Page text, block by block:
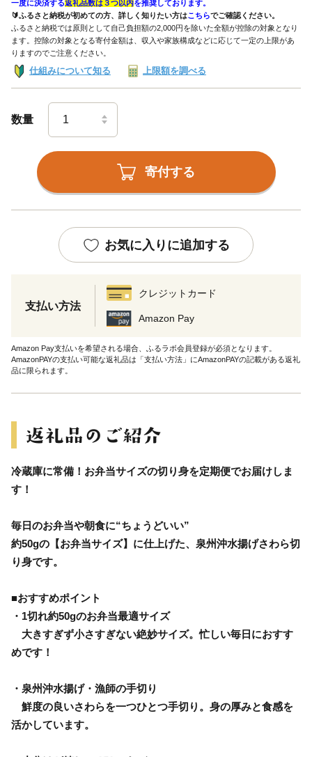
一度に決済する返礼品数は３つ以内を推奨しております。
🔰ふるさと納税が初めての方、詳しく知りたい方はこちらでご確認ください。
ふるさと納税では原則として自己負担額の2,000円を除いた全額が控除の対象となり
ます。控除の対象となる寄付金額は、収入や家族構成などに応じて一定の上限があ
りますのでご注意ください。
仕組みについて知る 上限額を調べる
数量
寄付する
お気に入りに追加する
支払い方法
クレジットカード
Amazon Pay
Amazon Pay支払いを希望される場合、ふるラボ会員登録が必須となります。
AmazonPAYの支払い可能な返礼品は「支払い方法」にAmazonPAYの記載がある返礼
品に限られます。
冷蔵庫に常備！お弁当サイズの切り身を定期便でお届けしま
す！
毎日のお弁当や朝食に“ちょうどいい”
約50gの【お弁当サイズ】に仕上げた、泉州沖水揚げさわら切
り身です。
■おすすめポイント
・1切れ約50gのお弁当最適サイズ
大きすぎず小さすぎない絶妙サイズ。忙しい毎日におすす
めです！
・泉州沖水揚げ・漁師の手切り
鮮度の良いさわらを一つひとつ手切り。身の厚みと食感を
活かしています。